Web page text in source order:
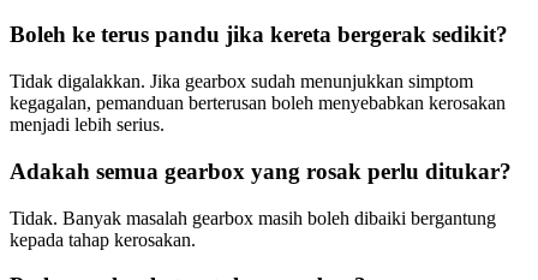
Boleh ke terus pandu jika kereta bergerak sedikit?
Tidak digalakkan. Jika gearbox sudah menunjukkan simptom
kegagalan, pemanduan berterusan boleh menyebabkan kerosakan
menjadi lebih serius.
Adakah semua gearbox yang rosak perlu ditukar?
Tidak. Banyak masalah gearbox masih boleh dibaiki bergantung
kepada tahap kerosakan.